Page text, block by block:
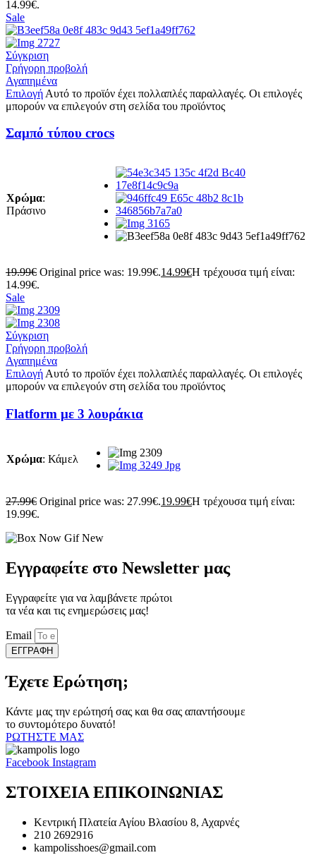
14.99€.
Sale
Σύγκριση
Γρήγορη προβολή
Αγαπημένα
Επιλογή Αυτό το προϊόν έχει πολλαπλές παραλλαγές. Οι επιλογές
μπορούν να επιλεγούν στη σελίδα του προϊόντος
Σαμπό τύπου crocs
Χρώμα:
Πράσινο
19.99€ Original price was: 19.99€.14.99€Η τρέχουσα τιμή είναι:
14.99€.
Sale
Σύγκριση
Γρήγορη προβολή
Αγαπημένα
Επιλογή Αυτό το προϊόν έχει πολλαπλές παραλλαγές. Οι επιλογές
μπορούν να επιλεγούν στη σελίδα του προϊόντος
Flatform με 3 λουράκια
Χρώμα: Κάμελ
27.99€ Original price was: 27.99€.19.99€Η τρέχουσα τιμή είναι:
19.99€.
Εγγραφείτε στο Newsletter μας
Εγγραφείτε για να λαμβάνετε πρώτοι
τα νέα και τις ενημερώσεις μας!
Email
ΕΓΓΡΑΦΗ
Έχετε Ερώτηση;
Κάντε μας την ερώτησή σας και θα σας απαντήσουμε
το συντομότερο δυνατό!
ΡΩΤΗΣΤΕ ΜΑΣ
Facebook Instagram
ΣΤΟΙΧΕΙΑ ΕΠΙΚΟΙΝΩΝΙΑΣ
Κεντρική Πλατεία Αγίου Βλασίου 8, Αχαρνές
210 2692916
kampolisshoes@gmail.com